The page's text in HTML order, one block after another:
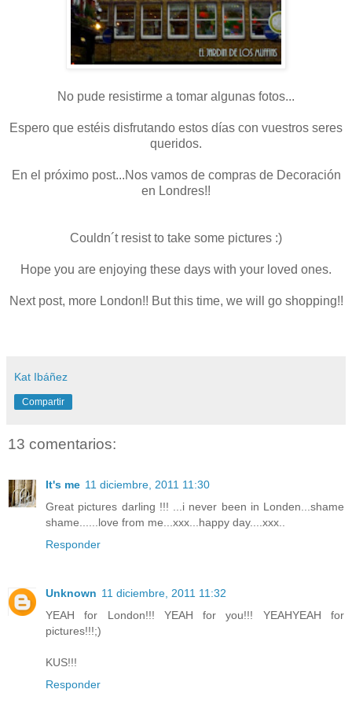
No pude resistirme a tomar algunas fotos...
Espero que estéis disfrutando estos días con vuestros seres
queridos.
En el próximo post...Nos vamos de compras de Decoración
en Londres!!
Couldn´t resist to take some pictures :)
Hope you are enjoying these days with your loved ones.
Next post, more London!! But this time, we will go shopping!!
Kat Ibáñez
Compartir
13 comentarios:
It's me 11 diciembre, 2011 11:30
Great pictures darling !!! ...i never been in Londen...shame
shame......love from me...xxx...happy day....xxx..
Responder
Unknown 11 diciembre, 2011 11:32
YEAH for London!!! YEAH for you!!! YEAHYEAH for
pictures!!!;)
KUS!!!
Responder